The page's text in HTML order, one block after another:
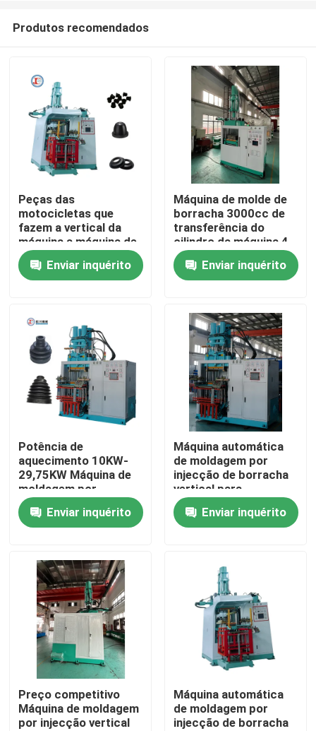
Casa
Quem Somos
Contatos
Produtos
Vídeos
Máquina de borracha vertical da modelação por
Máquina de molde da compressão do vácuo
Máquina de moldagem por injeção de borracha
Máquina vulcanizando hidráulica
Produtos recomendados
Peças das
motocicletas que
fazem a vertical da
máquina a máquina de
borracha da
modelação por injeção
para o amortecedor
Enviar inquérito
Máquina de molde de
borracha 3000cc de
transferência do
cilindro da máquina 4
da modelação por
injeçãoEnviar inquérito
Potência de
aquecimento 10KW-
29,75KW Máquina de
moldagem por
injecção de borracha
vertical para peças de
automóveis
Enviar inquérito
Máquina automática
de moldagem por
injecção de borracha
vertical para
fabricação de peças
de automóveis
Enviar inquérito
Preço competitivo
Máquina de moldagem
por injecção vertical
Máquina automática
de moldagem por
injecção de borracha